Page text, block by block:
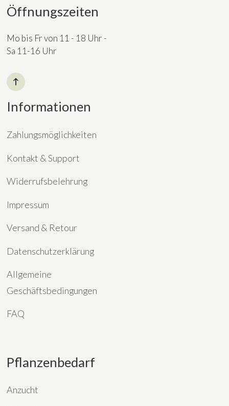
Öffnungszeiten
Mo bis Fr von 11 - 18 Uhr -
Sa 11-16 Uhr
Informationen
Zahlungsmöglichkeiten
Kontakt & Support
Widerrufsbelehrung
Impressum
Versand & Retour
Datenschutzerklärung
Allgemeine
Geschäftsbedingungen
FAQ
Pflanzenbedarf
Anzucht